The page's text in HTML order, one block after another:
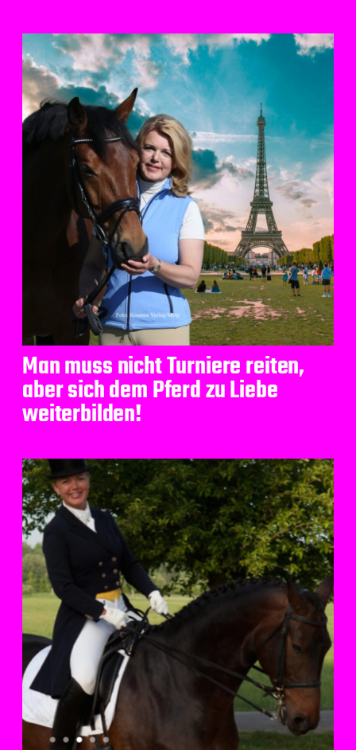
Man muss nicht Turniere reiten,
aber sich dem Pferd zu Liebe
weiterbilden!